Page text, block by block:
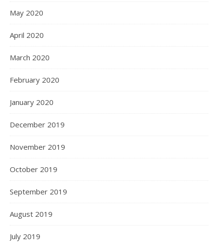
May 2020
April 2020
March 2020
February 2020
January 2020
December 2019
November 2019
October 2019
September 2019
August 2019
July 2019